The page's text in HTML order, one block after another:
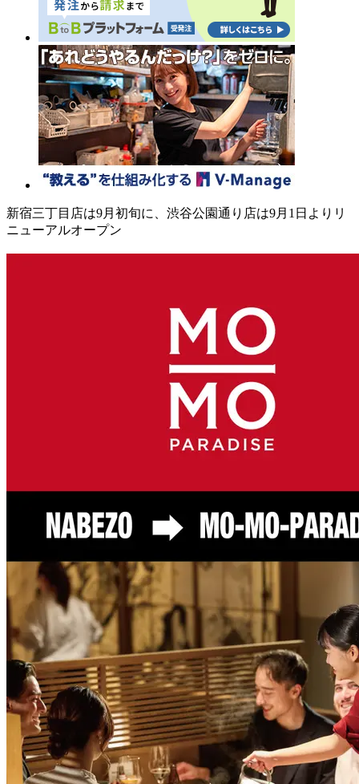
新宿三丁目店は9月初旬に、渋谷公園通り店は9月1日よりリ
ニューアルオープン